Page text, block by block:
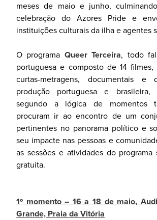
meses de maio e junho,
celebração do Azores Pride e
instituições culturais da ilha e agentes
O programa Queer Terceira, todo
portuguesa e composto de 14
curtas-metragens, documentais
produção portuguesa e brasileira,
segundo a lógica de momentos
procuram ir ao encontro de um
pertinentes no panorama político e
seu impacte nas pessoas e
as sessões e atividades do programa
gratuita.
1º momento – 16 a 18 de maio,
Grande, Praia da Vitória